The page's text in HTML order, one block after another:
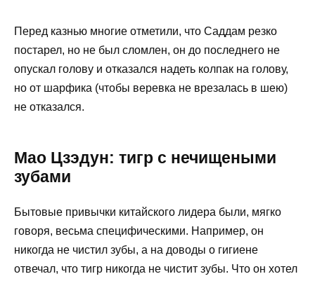
Перед казнью многие отметили, что Саддам резко
постарел, но не был сломлен, он до последнего не
опускал голову и отказался надеть колпак на голову,
но от шарфика (чтобы веревка не врезалась в шею)
не отказался.
Мао Цзэдун: тигр с нечищеными
зубами
Бытовые привычки китайского лидера были, мягко
говоря, весьма специфическими. Например, он
никогда не чистил зубы, а на доводы о гигиене
отвечал, что тигр никогда не чистит зубы. Что он хотел